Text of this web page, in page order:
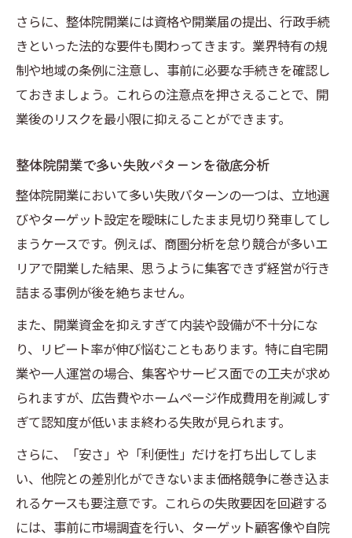
さらに、整体院開業には資格や開業届の提出、行政手続
きといった法的な要件も関わってきます。業界特有の規
制や地域の条例に注意し、事前に必要な手続きを確認し
ておきましょう。これらの注意点を押さえることで、開
業後のリスクを最小限に抑えることができます。
整体院開業で多い失敗パターンを徹底分析
整体院開業において多い失敗パターンの一つは、立地選
びやターゲット設定を曖昧にしたまま見切り発車してし
まうケースです。例えば、商圏分析を怠り競合が多いエ
リアで開業した結果、思うように集客できず経営が行き
詰まる事例が後を絶ちません。
また、開業資金を抑えすぎて内装や設備が不十分にな
り、リピート率が伸び悩むこともあります。特に自宅開
業や一人運営の場合、集客やサービス面での工夫が求め
られますが、広告費やホームページ作成費用を削減しす
ぎて認知度が低いまま終わる失敗が見られます。
さらに、「安さ」や「利便性」だけを打ち出してしま
い、他院との差別化ができないまま価格競争に巻き込ま
れるケースも要注意です。これらの失敗要因を回避する
には、事前に市場調査を行い、ターゲット顧客像や自院